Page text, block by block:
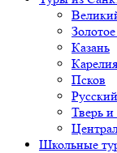
Казань
Карелия
Псков
Тверь
Школьные